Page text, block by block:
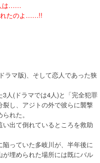
は……
れたのよ……!!
ラマ版)、そして恋人であった狭
人(ドラマでは4人)と「完全犯罪
し、アジトの外で彼らに襲撃
れた。
出て倒れているところを救助
っていた多岐川が、半年後に
埋められた場所には既にバル